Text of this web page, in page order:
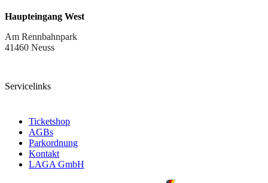
Haupteingang West
Am Rennbahnpark
41460 Neuss
Servicelinks
Ticketshop
AGBs
Parkordnung
Kontakt
LAGA GmbH